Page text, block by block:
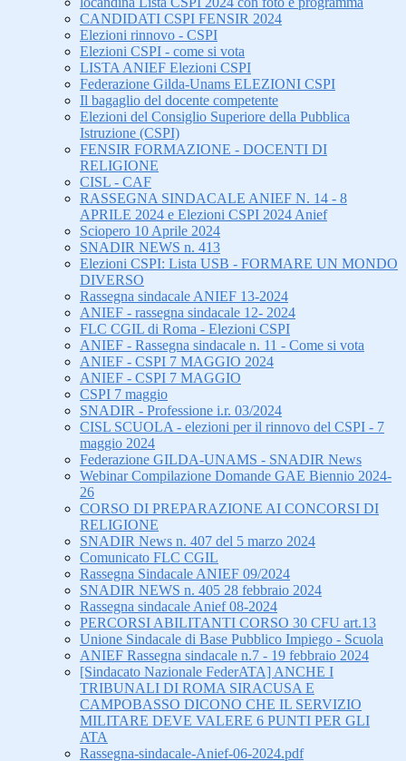
CANDIDATI CSPI FENSIR 2024
Elezioni rinnovo - CSPI
Elezioni CSPI - come si vota
LISTA ANIEF Elezioni CSPI
Federazione Gilda-Unams ELEZIONI CSPI
Il bagaglio del docente competente
Elezioni del Consiglio Superiore della Pubblica
Istruzione (CSPI)
FENSIR FORMAZIONE - DOCENTI DI
RELIGIONE
CISL - CAF
RASSEGNA SINDACALE ANIEF N. 14 - 8
APRILE 2024 e Elezioni CSPI 2024 Anief
Sciopero 10 Aprile 2024
SNADIR NEWS n. 413
Elezioni CSPI: Lista USB - FORMARE UN MONDO
DIVERSO
Rassegna sindacale ANIEF 13-2024
ANIEF - rassegna sindacale 12- 2024
FLC CGIL di Roma - Elezioni CSPI
ANIEF - Rassegna sindacale n. 11 - Come si vota
ANIEF - CSPI 7 MAGGIO 2024
ANIEF - CSPI 7 MAGGIO
CSPI 7 maggio
SNADIR - Professione i.r. 03/2024
CISL SCUOLA - elezioni per il rinnovo del CSPI - 7
maggio 2024
Federazione GILDA-UNAMS - SNADIR News
Webinar Compilazione Domande GAE Biennio 2024-
26
CORSO DI PREPARAZIONE AI CONCORSI DI
RELIGIONE
SNADIR News n. 407 del 5 marzo 2024
Comunicato FLC CGIL
Rassegna Sindacale ANIEF 09/2024
SNADIR NEWS n. 405 28 febbraio 2024
Rassegna sindacale Anief 08-2024
PERCORSI ABILITANTI CORSO 30 CFU art.13
Unione Sindacale di Base Pubblico Impiego - Scuola
ANIEF Rassegna sindacale n.7 - 19 febbraio 2024
[Sindacato Nazionale FederATA] ANCHE I
TRIBUNALI DI ROMA SIRACUSA E
CAMPOBASSO DICONO CHE IL SERVIZIO
MILITARE DEVE VALERE 6 PUNTI PER GLI
ATA
Rassegna-sindacale-Anief-06-2024.pdf